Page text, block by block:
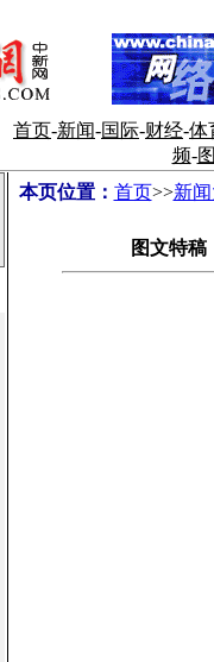
首页-新闻-国际-财经-体
频-
本页位置： 首页>>新
图文特